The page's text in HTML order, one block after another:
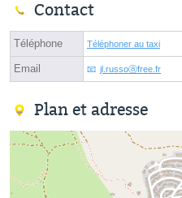
Contact
Téléphone Téléphoner au taxi
Email jl.russoⓐfree.fr
Plan et adresse